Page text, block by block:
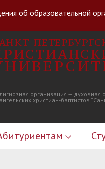
об образовательной
организация — духовная
христиан-баптистов